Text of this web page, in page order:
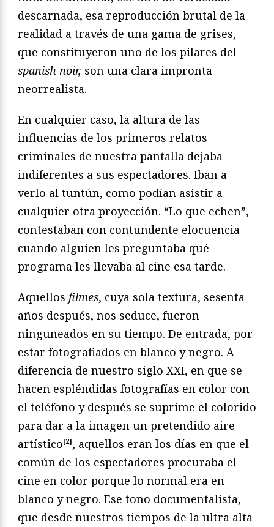
descarnada, esa reproducción brutal de la
realidad a través de una gama de grises,
que constituyeron uno de los pilares del
spanish noir, son una clara impronta
neorrealista.
En cualquier caso, la altura de las
influencias de los primeros relatos
criminales de nuestra pantalla dejaba
indiferentes a sus espectadores. Iban a
verlo al tuntún, como podían asistir a
cualquier otra proyección. “Lo que echen”,
contestaban con contundente elocuencia
cuando alguien les preguntaba qué
programa les llevaba al cine esa tarde.
Aquellos filmes, cuya sola textura, sesenta
años después, nos seduce, fueron
ninguneados en su tiempo. De entrada, por
estar fotografiados en blanco y negro. A
diferencia de nuestro siglo XXI, en que se
hacen espléndidas fotografías en color con
el teléfono y después se suprime el colorido
para dar a la imagen un pretendido aire
artístico[2], aquellos eran los días en que el
común de los espectadores procuraba el
cine en color porque lo normal era en
blanco y negro. Ese tono documentalista,
que desde nuestros tiempos de la ultra alta